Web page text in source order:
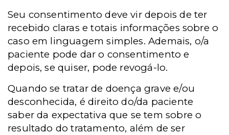
Seu consentimento deve vir depois de ter
recebido claras e totais informações sobre o
caso em linguagem simples. Ademais, o/a
paciente pode dar o consentimento e
depois, se quiser, pode revogá-lo.
Quando se tratar de doença grave e/ou
desconhecida, é direito do/da paciente
saber da expectativa que se tem sobre o
resultado do tratamento, além de ser